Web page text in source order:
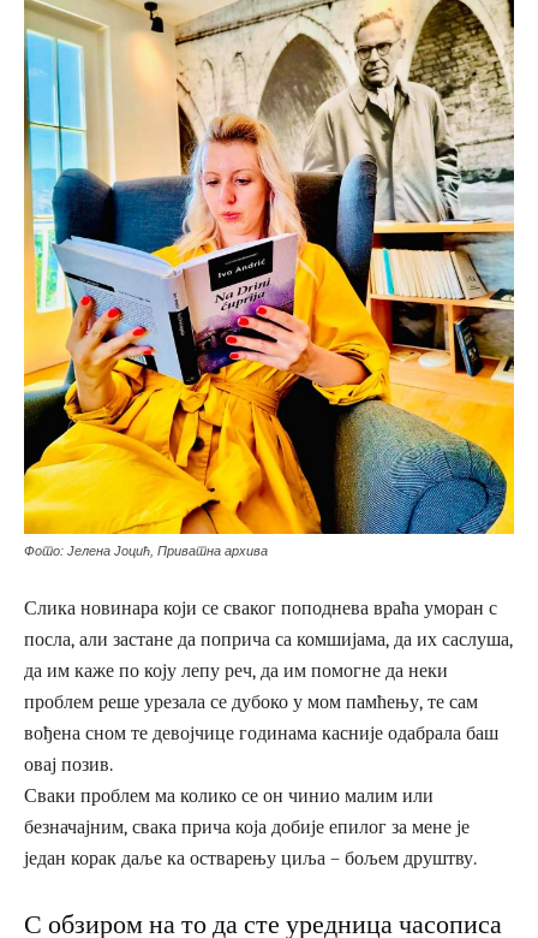
Фото: Јелена Јоцић, Приватна архива
Слика новинара који се сваког поподнева враћа уморан с
посла, али застане да поприча са комшијама, да их саслуша,
да им каже по коју лепу реч, да им помогне да неки
проблем реше урезала се дубоко у мом памћењу, те сам
вођена сном те девојчице годинама касније одабрала баш
овај позив.
Сваки проблем ма колико се он чинио малим или
безначајним, свака прича која добије епилог за мене је
један корак даље ка остварењу циља – бољем друштву.
С обзиром на то да сте уредница часописа